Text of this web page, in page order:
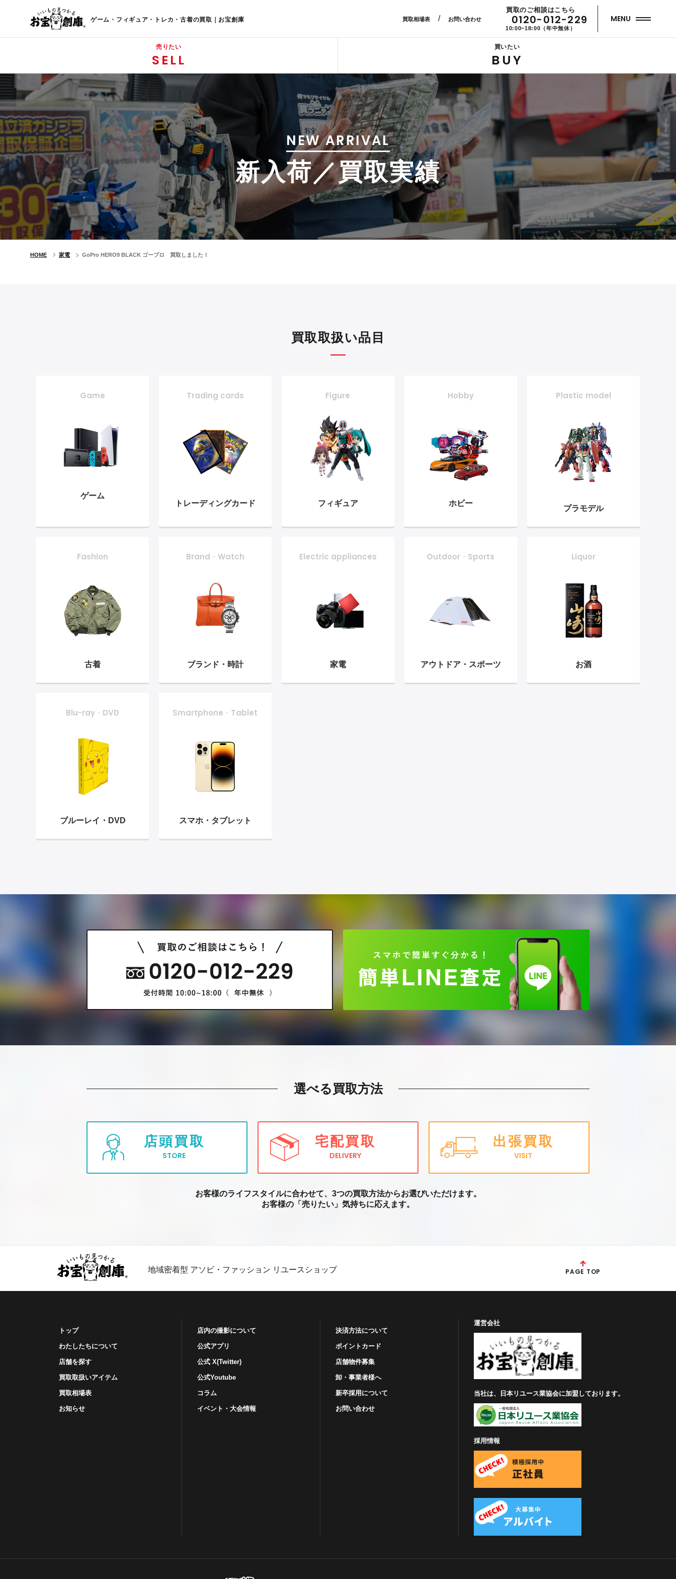
ゲーム・フィギュア・トレカ・古着の買取｜お宝創庫 買取相場表/ お問い合わせ
買取のご相談はこちら
0120-012-229
10:00~18:00（年中無休）
MENU
売りたい
SELL
買いたい
BUY
NEW ARRIVAL
新入荷／買取実績
HOME 家電 GoPro HERO9 BLACK ゴープロ 買取しました！
買取取扱い品目
Game
ゲーム
Trading cards
トレーディングカード
Figure
フィギュア
Hobby
ホビー
Plastic model
プラモデル
Fashion
古着
Brand・Watch
ブランド・時計
Electric appliances
家電
Outdoor・Sports
アウトドア・ スポーツ
Liquor
お酒
Blu-ray・DVD
ブルーレイ・ DVD
Smartphone・Tablet
スマホ・ タブレット
選べる買取方法
店頭買取
STORE
宅配買取
DELIVERY
出張買取
VISIT
お客様のライフスタイルに合わせて、3つの買取方法からお選びいただけます。
お客様の「売りたい」気持ちに応えます。
地域密着型 アソビ・ファッション リユースショップ PAGE TOP
トップ
わたしたちについて
店舗を探す
買取取扱いアイテム
買取相場表
お知らせ
店内の撮影について
公式アプリ
公式 X(Twitter)
公式Youtube
コラム
イベント・⼤会情報
決済方法について
ポイントカード
店舗物件募集
卸・事業者様へ
新卒採用について
お問い合わせ
運営会社
当社は、日本リユース業協会に加盟しております。
採用情報